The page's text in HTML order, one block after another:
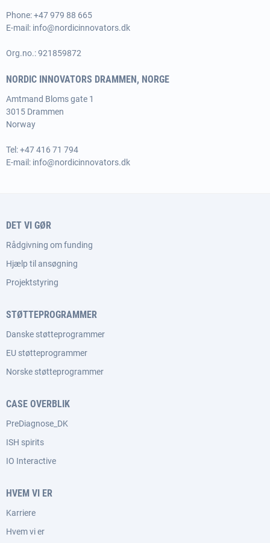
Phone:+47 979 88 665
E-mail: info@nordicinnovators.dk
Org.no.: 921859872
NORDIC INNOVATORS DRAMMEN, NORGE
Amtmand Bloms gate 1
3015 Drammen
Norway
Tel:+47 416 71 794
E-mail: info@nordicinnovators.dk
DET VI GØR
Rådgivning om funding
Hjælp til ansøgning
Projektstyring
STØTTEPROGRAMMER
Danske støtteprogrammer
EU støtteprogrammer
Norske støtteprogrammer
CASE OVERBLIK
PreDiagnose_DK
ISH spirits
IO Interactive
HVEM VI ER
Karriere
Hvem vi er